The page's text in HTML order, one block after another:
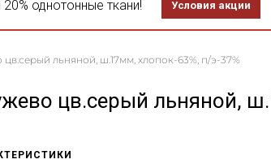
20% однотонные ткани! Условия акции
льняной, ш.17мм, хлопок-63%, п/э-37%
цв.серый льняной,